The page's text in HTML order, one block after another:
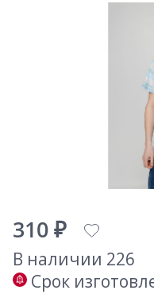
310 ₽
В наличии 226
Срок